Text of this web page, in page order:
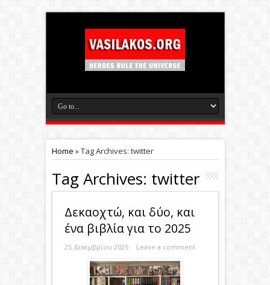
Home »Tag Archives: twitter
Tag Archives: twitter
Δεκαοχτώ, και δύο, και
ένα βιβλία για το 2025
25 Δεκεμβρίου 2025 Leave a comment